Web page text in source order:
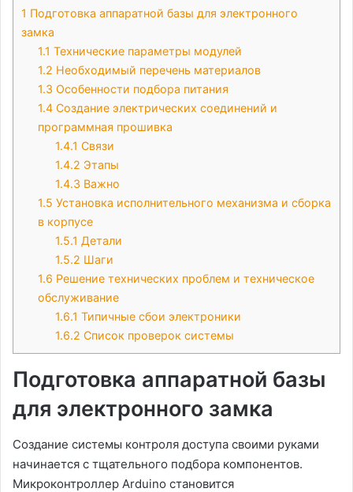
1 Подготовка аппаратной базы для электронного
замка
1.1 Технические параметры модулей
1.2 Необходимый перечень материалов
1.3 Особенности подбора питания
1.4 Создание электрических соединений и
программная прошивка
1.4.1 Связи
1.4.2 Этапы
1.4.3 Важно
1.5 Установка исполнительного механизма и сборка
в корпусе
1.5.1 Детали
1.5.2 Шаги
1.6 Решение технических проблем и техническое
обслуживание
1.6.1 Типичные сбои электроники
1.6.2 Список проверок системы
Подготовка аппаратной базы
для электронного замка
Создание системы контроля доступа своими руками
начинается с тщательного подбора компонентов.
Микроконтроллер Arduino становится